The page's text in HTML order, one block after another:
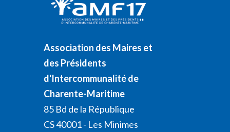
Association des Maires et
des Présidents
d'Intercommunalité de
Charente-Maritime
85 Bd de la République
CS 40001 - Les Minimes